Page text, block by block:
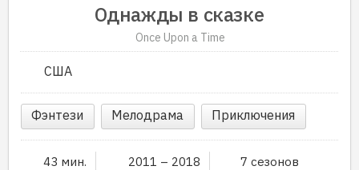
Однажды в сказке
Once Upon a Time
США
Фэнтези Мелодрама Приключения
43 мин. 2011 – 2018 7 сезонов